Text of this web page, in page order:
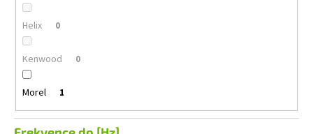
Helix 0
Kenwood 0
Morel 1